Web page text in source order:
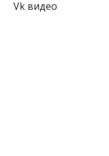
Vk видео